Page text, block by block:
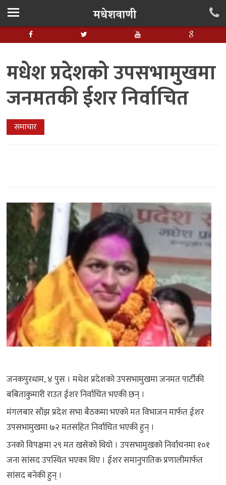
मधेश प्रदेशको उपसभामुखमा
जनमतकी ईशर निर्वाचित
समाचार
जनकपुरधाम, ४ पुस । मधेश प्रदेशको उपसभामुखमा जनमत पार्टीकी
बबिताकुमारी राउत ईशर निर्वाचित भएकी छन् ।
मंगलबार साँझ प्रदेश सभा बैठकमा भएको मत विभाजन मार्फत ईशर
उपसभामुखमा ७२ मतसहित निर्वाचित भएकी हुन् ।
उनको विपक्षमा २९ मत खसेको थियो । उपसभामुखको निर्वाचनमा १०१
जना सांसद उपस्थित भएका थिए । ईशर समानुपातिक प्रणालीमार्फत
सांसद बनेकी हुन् ।